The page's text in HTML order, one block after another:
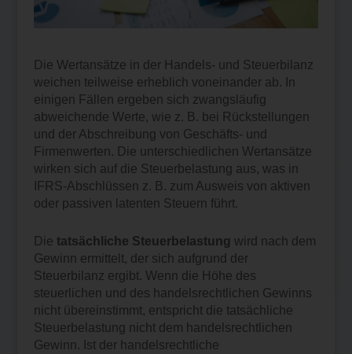
Die Wertansätze in der Handels- und Steuerbilanz
weichen teilweise erheblich voneinander ab. In
einigen Fällen ergeben sich zwangsläufig
abweichende Werte, wie z. B. bei Rückstellungen
und der Abschreibung von Geschäfts- und
Firmenwerten. Die unterschiedlichen Wertansätze
wirken sich auf die Steuerbelastung aus, was in
IFRS-Abschlüssen z. B. zum Ausweis von aktiven
oder passiven latenten Steuern führt.
Die tatsächliche Steuerbelastung wird nach dem
Gewinn ermittelt, der sich aufgrund der
Steuerbilanz ergibt. Wenn die Höhe des
steuerlichen und des handelsrechtlichen Gewinns
nicht übereinstimmt, entspricht die tatsächliche
Steuerbelastung nicht dem handelsrechtlichen
Gewinn. Ist der handelsrechtliche